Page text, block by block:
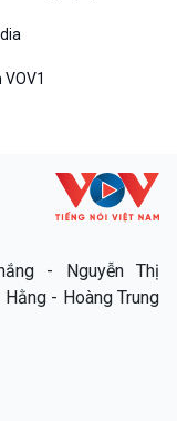
đêm
VOV1
- Nguyễn Thị
- Hoàng Trung